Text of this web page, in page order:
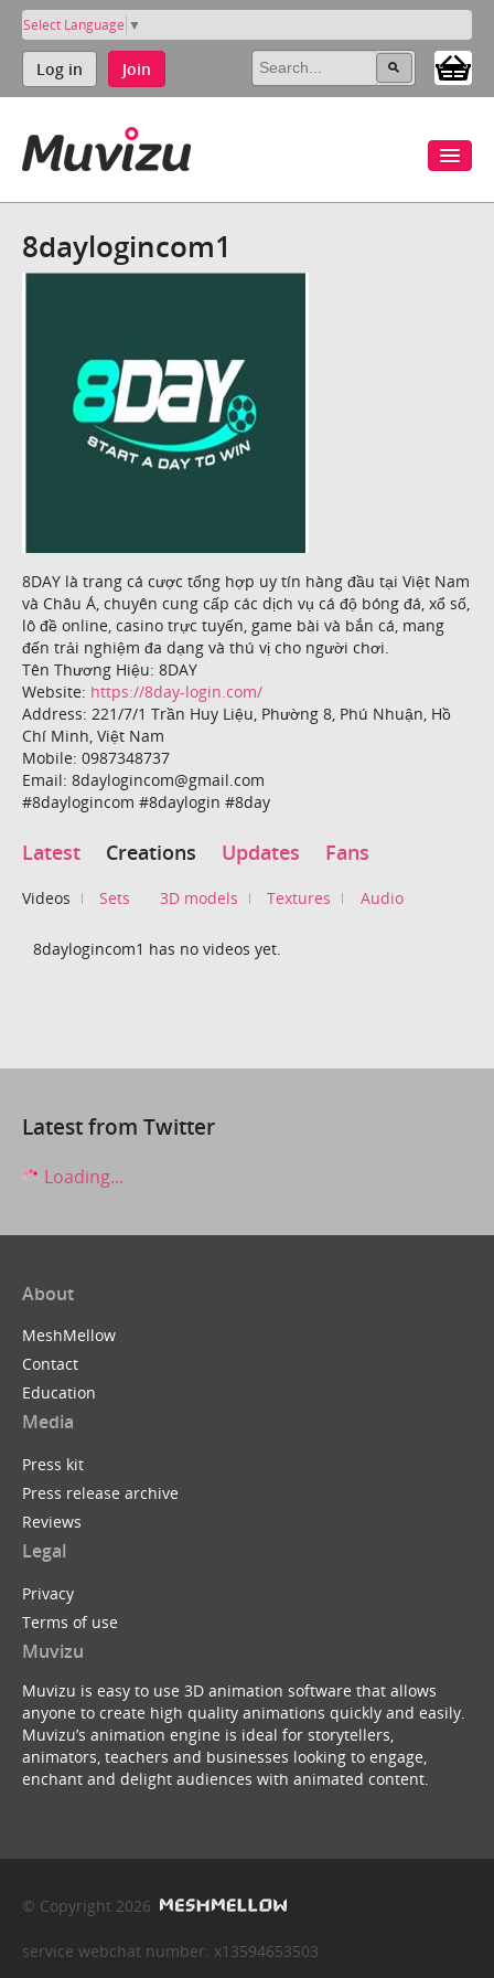
Select Language ▼
Log in Join
8daylogincom1
8DAY là trang cá cược tổng hợp uy tín hàng đầu tại Việt Nam
và Châu Á, chuyên cung cấp các dịch vụ cá độ bóng đá, xổ số,
lô đề online, casino trực tuyến, game bài và bắn cá, mang
đến trải nghiệm đa dạng và thú vị cho người chơi.
Tên Thương Hiệu: 8DAY
Website: https://8day-login.com/
Address: 221/7/1 Trần Huy Liệu, Phường 8, Phú Nhuận, Hồ
Chí Minh, Việt Nam
Mobile: 0987348737
Email: 8daylogincom@gmail.com
#8daylogincom #8daylogin #8day
Latest Creations Updates Fans
Videos Sets 3D models Textures Audio
8daylogincom1 has no videos yet.
Latest from Twitter
Loading...
About
MeshMellow
Contact
Education
Media
Press kit
Press release archive
Reviews
Legal
Privacy
Terms of use
Muvizu
Muvizu is easy to use 3D animation software that allows
anyone to create high quality animations quickly and easily.
Muvizu’s animation engine is ideal for storytellers,
animators, teachers and businesses looking to engage,
enchant and delight audiences with animated content.
© Copyright 2026
service webchat number: x13594653503